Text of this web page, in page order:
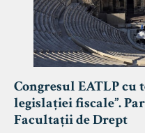
Congresul EATLP cu
legislației fiscale”.
Facultații de Drept